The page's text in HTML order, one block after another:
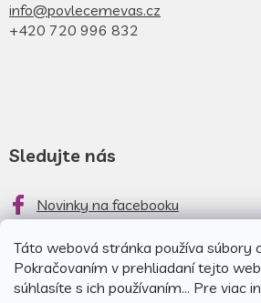
Táto webová stránka používa súbory
Pokračovaním v prehliadaní tejto
súhlasíte s ich používaním... Pre viac
info@povlecemevas.cz
+420 720 996 832
Sledujte nás
Novinky na facebooku
Novinky na instagrame